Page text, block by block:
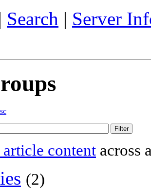
| Search | Server
article content across
(2)